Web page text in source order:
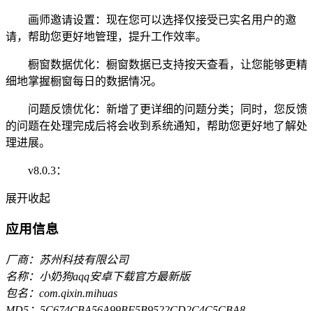
画师邀请设置：现在您可以选择仅接受已实名用户的邀
请，帮助您更好地管理，提升工作效率。
橱窗数据优化：橱窗数据已支持按天查看，让您能够更精
细地掌握橱窗每日的数据情况。
问题反馈优化：新增了更详细的问题分类；同时，您反馈
的问题在处理完成后将会收到系统通知，帮助您更好地了解处
理进展。
v8.0.3：
展开收起
应用信息
厂商：苏州科技有限公司
名称：小奶狗aqq安卓下载官方最新版
包名：com.qixin.mihuas